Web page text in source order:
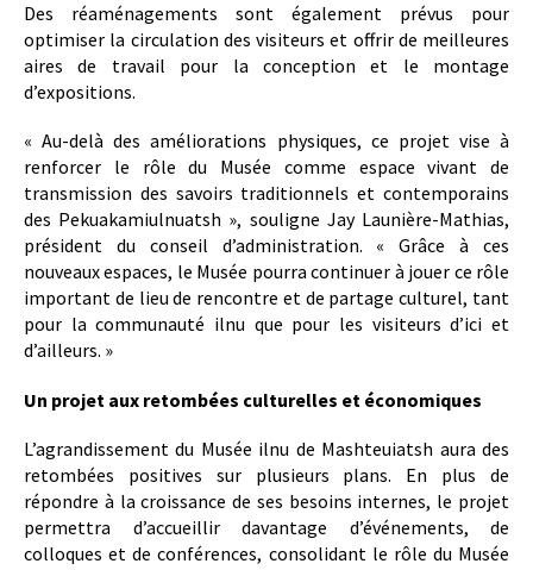
Des réaménagements sont également prévus pour
optimiser la circulation des visiteurs et offrir de meilleures
aires de travail pour la conception et le montage
d’expositions.
« Au-delà des améliorations physiques, ce projet vise à
renforcer le rôle du Musée comme espace vivant de
transmission des savoirs traditionnels et contemporains
des Pekuakamiulnuatsh », souligne Jay Launière-Mathias,
président du conseil d’administration. « Grâce à ces
nouveaux espaces, le Musée pourra continuer à jouer ce rôle
important de lieu de rencontre et de partage culturel, tant
pour la communauté ilnu que pour les visiteurs d’ici et
d’ailleurs. »
Un projet aux retombées culturelles et économiques
L’agrandissement du Musée ilnu de Mashteuiatsh aura des
retombées positives sur plusieurs plans. En plus de
répondre à la croissance de ses besoins internes, le projet
permettra d’accueillir davantage d’événements, de
colloques et de conférences, consolidant le rôle du Musée